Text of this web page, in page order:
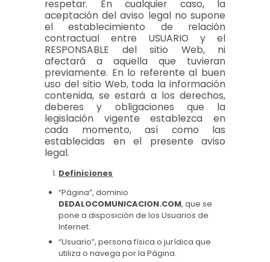
respetar. En cualquier caso, la
aceptación del aviso legal no supone
el establecimiento de relación
contractual entre USUARIO y el
RESPONSABLE del sitio Web, ni
afectará a aquella que tuvieran
previamente. En lo referente al buen
uso del sitio Web, toda la información
contenida, se estará a los derechos,
deberes y obligaciones que la
legislación vigente establezca en
cada momento, así como las
establecidas en el presente aviso
legal.
Definiciones
“Página”, dominio
DEDALOCOMUNICACION.COM, que se
pone a disposición de los Usuarios de
Internet.
“Usuario”, persona física o jurídica que
utiliza o navega por la Página.